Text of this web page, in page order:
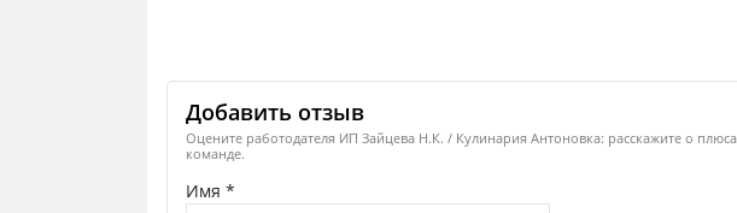
Добавить отзыв
Оцените работодателя ИП Зайцева Н.К. / Кулинария Антоновка: расскажите о
команде.
Имя *